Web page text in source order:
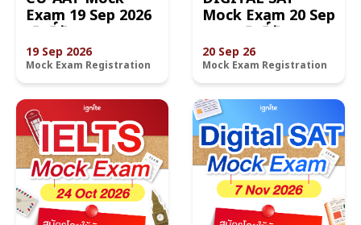
Exam 19 Sep 2026
(สิทธิ์บัตร MOCK)
19 Sep 2026
Mock Exam Registration
Mock Exam 20 Sep
2026 (สิทธิ์บัตร
MOCK)
20 Sep 26
Mock Exam Registration